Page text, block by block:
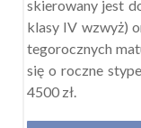
skierowany jest
klasy IV wzwyż)
tegorocznych
się o roczne
4500 zł.